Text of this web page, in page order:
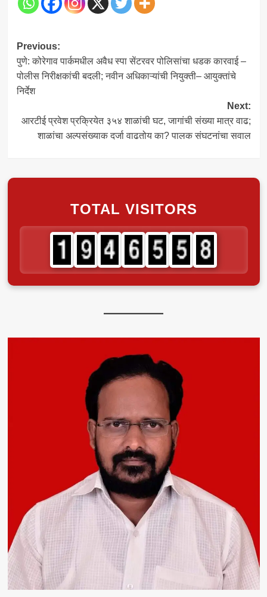
Post
navigation
Previous:
पुणे: कोरेगाव पार्कमधील अवैध स्पा सेंटरवर पोलिसांचा धडक कारवाई –
पोलीस निरीक्षकांची बदली; नवीन अधिकाऱ्यांची नियुक्ती– आयुक्तांचे
निर्देश
Next:
आरटीई प्रवेश प्रक्रियेत ३५४ शाळांची घट, जागांची संख्या मात्र वाढ;
शाळांचा अल्पसंख्याक दर्जा वाढतोय का? पालक संघटनांचा सवाल
TOTAL VISITORS